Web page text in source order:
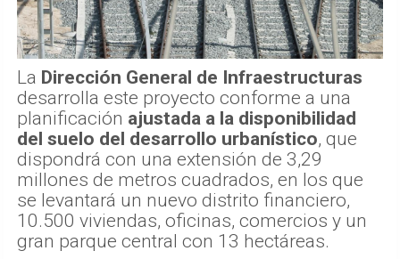
La Dirección General de Infraestructuras
desarrolla este proyecto conforme a una
planificación ajustada a la disponibilidad
del suelo del desarrollo urbanístico, que
dispondrá con una extensión de 3,29
millones de metros cuadrados, en los que
se levantará un nuevo distrito financiero,
10.500 viviendas, oficinas, comercios y un
gran parque central con 13 hectáreas.